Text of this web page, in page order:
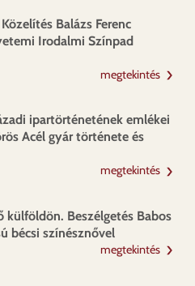
Balázs Ferenc
Irodalmi Színpad
megtekintés
ipartörténetének emlékei
Acél gyár története és
megtekintés
külföldön. Beszélgetés Babos
bécsi színésznővel
megtekintés